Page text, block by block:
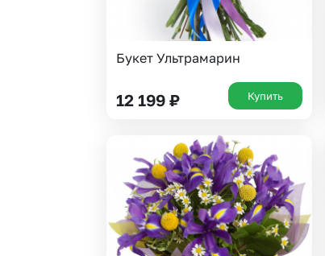
Букет Ультрамарин
12 199 ₽ Купить